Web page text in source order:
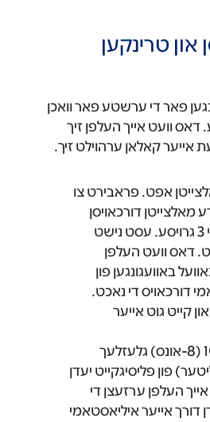
טרינקען
פאר די ערשטע פאר וואכן
וועט אייך העלפן זיך
קאלאן ערהוילט זיך.
אפט. פראבירט צו
מאלצייטן דורכאויסן
טאג ענדערש ווי 3 גרויסע. עסט נישט
דאס וועט העלפן
באוועגונגען פון
דורכאויס די נאכט.
גוט אייער
טרינקט 8 ביז 10 (8-אונס) גלעזלעך
2 ליטער) פון פליסיגקייט יעדן
העלפן ערזעצן די
אייער איליאסטאמי